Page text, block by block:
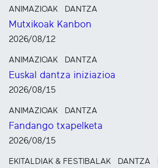
ANIMAZIOAK DANTZA
Mutxikoak Kanbon
2026/08/12
ANIMAZIOAK DANTZA
Euskal dantza iniziazioa
2026/08/15
ANIMAZIOAK DANTZA
Fandango txapelketa
2026/08/15
EKITALDIAK & FESTIBALAK DANTZA